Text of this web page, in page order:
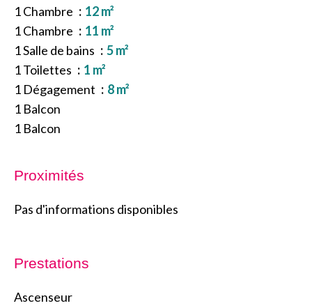
1 Chambre
12 m²
1 Chambre
11 m²
1 Salle de bains
5 m²
1 Toilettes
1 m²
1 Dégagement
8 m²
1 Balcon
1 Balcon
Proximités
Pas d'informations disponibles
Prestations
Ascenseur